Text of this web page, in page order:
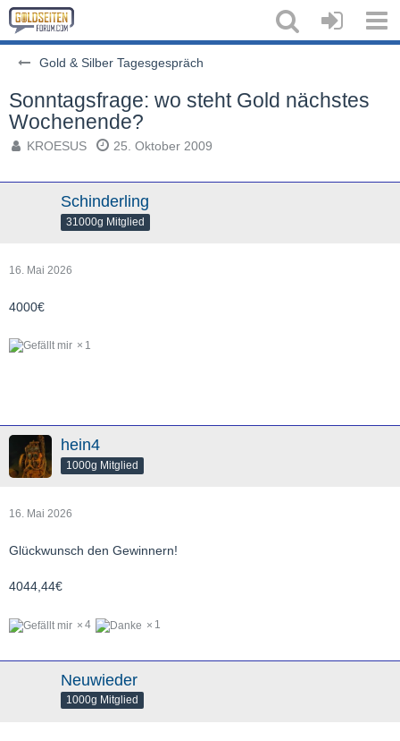
Gold & Silber Tagesgespräch
Sonntagsfrage: wo steht Gold nächstes
Wochenende?
KROESUS 25. Oktober 2009
Schinderling
31000g Mitglied
16. Mai 2026
4000€
1
hein4
1000g Mitglied
16. Mai 2026
Glückwunsch den Gewinnern!
4044,44€
4 1
Neuwieder
1000g Mitglied